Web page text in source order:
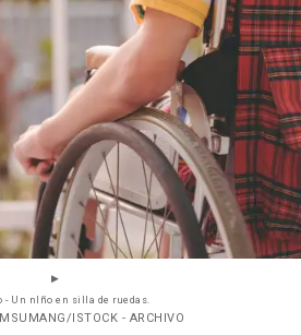
- Un nIño en silla de ruedas.
ISTOCK - ARCHIVO